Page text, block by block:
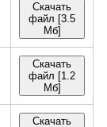
Скачать
файл [3.5
Мб]
Скачать
файл [1.2
Мб]
Скачать